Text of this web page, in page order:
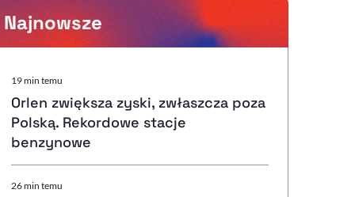
Resetuj opcje
Ułatwienia dostępności wspierają:
Najnowsze
19 min temu
Orlen zwiększa zyski, zwłaszcza poza
Polską. Rekordowe stacje
benzynowe
26 min temu